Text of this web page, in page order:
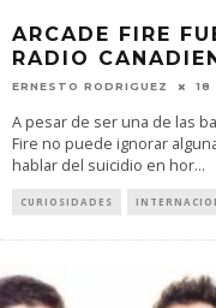
ARCADE FIRE
RADIO
ERNESTO RODRIGUEZ 18
A pesar de ser una de las
Fire no puede ignorar
hablar del suicidio en hor...
CURIOSIDADES